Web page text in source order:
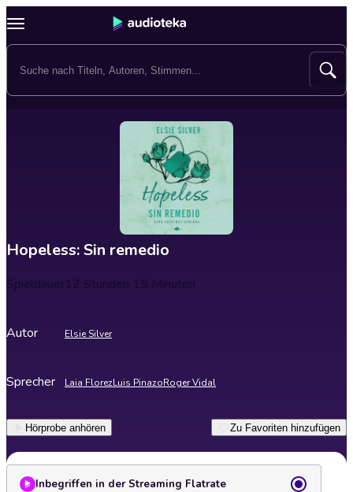
Hopeless: Sin remedio
Spieldauer12 Stunden 15 Minuten
Autor Elsie Silver
Sprecher Laia FlorezLuis PinazoRoger Vidal
Hörprobe anhören Zu Favoriten hinzufügen
Inbegriffen in der Streaming Flatrate